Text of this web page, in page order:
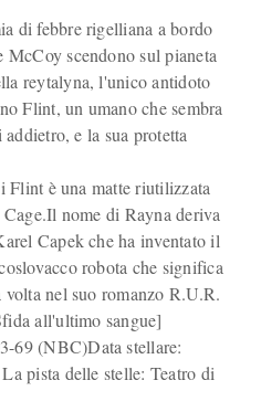
di febbre rigelliana a bordo
scendono sul pianeta
reytalyna, l'unico antidoto
Flint, un umano che sembra
e la sua protetta
Flint è una matte riutilizzata
nome di Rayna deriva
Capek che ha inventato il
robota che significa
nel suo romanzo R.U.R.
all'ultimo sangue]
69 (NBC)Data stellare:
pista delle stelle: Teatro di